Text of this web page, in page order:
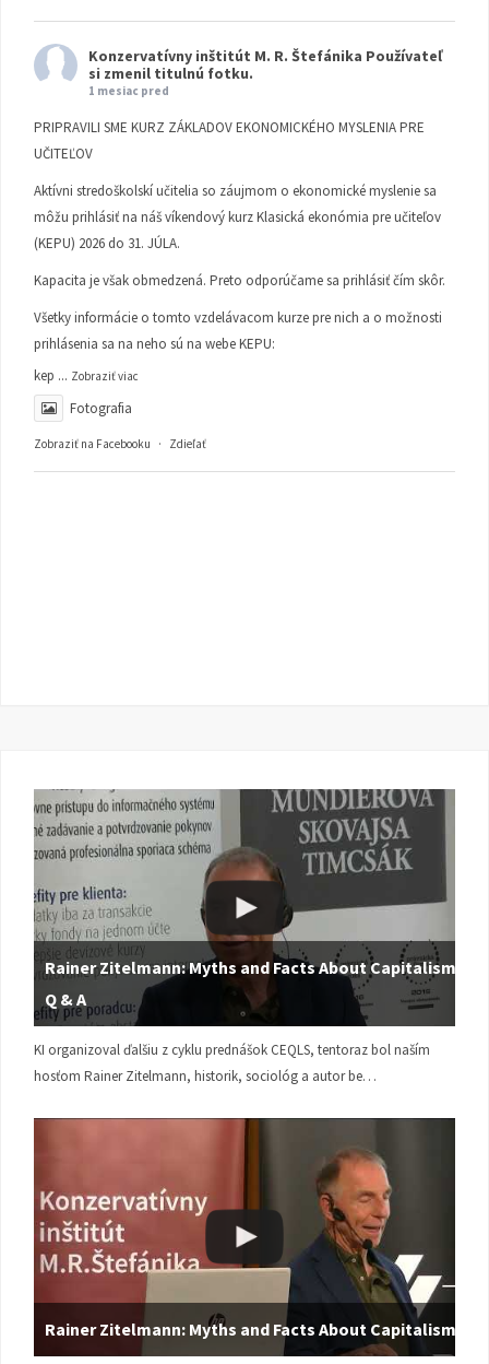
Konzervatívny inštitút M. R. Štefánika Používateľ
si zmenil titulnú fotku.
1 mesiac pred
PRIPRAVILI SME KURZ ZÁKLADOV EKONOMICKÉHO MYSLENIA PRE
UČITEĽOV
Aktívni stredoškolskí učitelia so záujmom o ekonomické myslenie sa
môžu prihlásiť na náš víkendový kurz Klasická ekonómia pre učiteľov
(KEPU) 2026 do 31. JÚLA.
Kapacita je však obmedzená. Preto odporúčame sa prihlásiť čím skôr.
Všetky informácie o tomto vzdelávacom kurze pre nich a o možnosti
prihlásenia sa na neho sú na webe KEPU:
kep ... Zobraziť viac
Fotografia
Zobraziť na Facebooku · Zdieľať
Rainer Zitelmann: Myths and Facts About Capitalism |
Q & A
KI organizoval ďalšiu z cyklu prednášok CEQLS, tentoraz bol naším
hosťom Rainer Zitelmann, historik, sociológ a autor be…
Rainer Zitelmann: Myths and Facts About Capitalism